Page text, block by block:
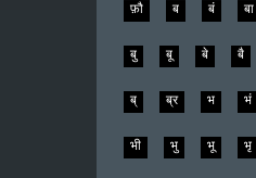
फ़ौ ब बं बा
बु बू बे बै
ब् ब्र भ भं
भी भु भू भृ